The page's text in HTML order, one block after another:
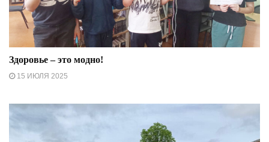
Здоровье – это модно!
15 ИЮЛЯ 2025